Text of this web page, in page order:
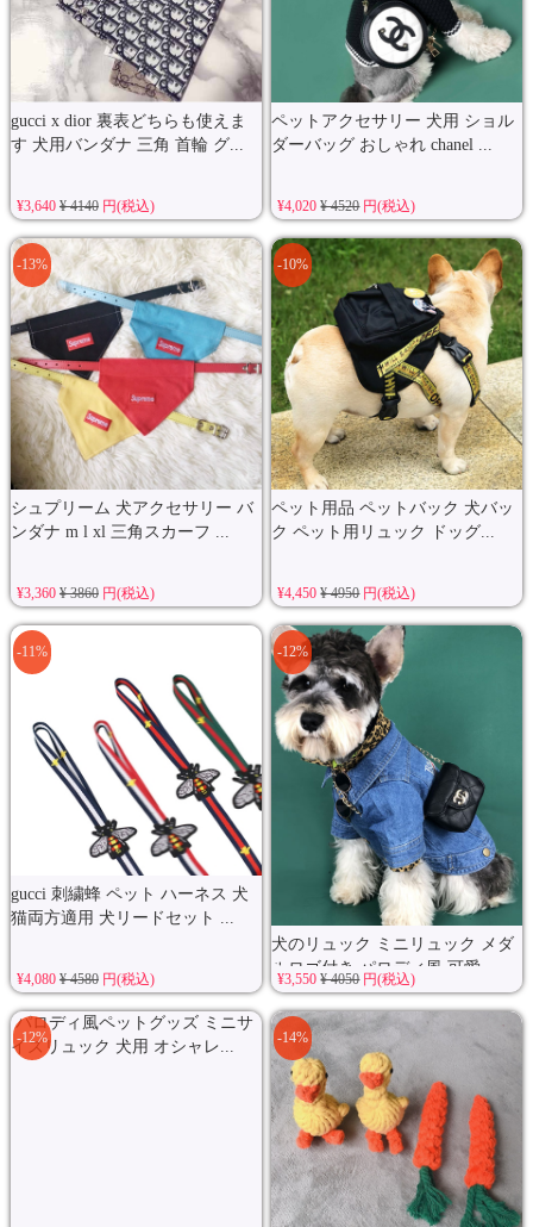
gucci x dior 裏表どちらも使えま
す 犬用バンダナ 三角 首輪 グ...
¥3,640 ¥ 4140円(税込)
ペットアクセサリー 犬用 ショル
ダーバッグ おしゃれ chanel ...
¥4,020¥ 4520円(税込)
シュプリーム 犬アクセサリー バ
ンダナ m l xl 三角スカーフ ...
-13%
¥3,360 ¥ 3860円(税込)
ペット用品 ペットバック 犬バッ
ク ペット用リュック ドッグ...
-10%
¥4,450¥ 4950円(税込)
gucci 刺繍蜂 ペット ハーネス 犬
猫両方適用 犬リードセット ...
-11%
¥4,080 ¥ 4580円(税込)
犬のリュック ミニリュック メダ
ルロゴ付き パロディ風 可愛...
-12%
¥3,550¥ 4050円(税込)
パロディ風ペットグッズ ミニサ
イズリュック 犬用 オシャレ...
-12% -14%